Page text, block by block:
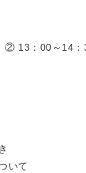
13：00～14
いて